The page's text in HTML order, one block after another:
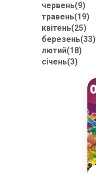
червень(9)
травень(19)
квітень(25)
березень(33)
лютий(18)
січень(3)